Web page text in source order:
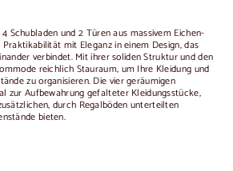
Schubladen und 2 Türen aus massivem Eichen-
mit Eleganz in einem Design, das
verbindet. Mit ihrer soliden Struktur und den
reichlich Stauraum, um Ihre Kleidung und
zu organisieren. Die vier geräumigen
zur Aufbewahrung gefalteter Kleidungsstücke,
durch Regalböden unterteilten
bieten.